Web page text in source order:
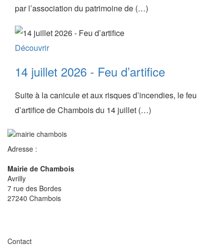
par l’association du patrimoine de (…)
Découvrir
14 juillet 2026 - Feu d’artifice
Suite à la canicule et aux risques d’incendies, le feu
d’artifice de Chambois du 14 juillet (…)
Adresse :
Mairie de Chambois
Avrilly
7 rue des Bordes
27240 Chambois
Contact